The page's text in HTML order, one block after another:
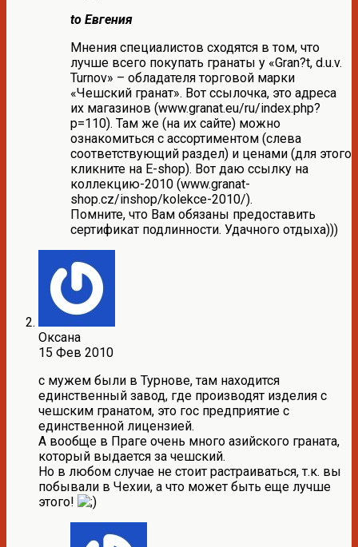
to Евгения
Мнения специалистов сходятся в том, что
лучше всего покупать гранаты у «Gran?t, d.u.v.
Turnov» – обладателя торговой марки
«Чешский гранат». Вот ссылочка, это адреса
их магазинов (www.granat.eu/ru/index.php?
p=110). Там же (на их сайте) можно
ознакомиться с ассортиментом (слева
соответствующий раздел) и ценами (для этого
кликните на E-shop). Вот даю ссылку на
коллекцию-2010 (www.granat-
shop.cz/inshop/kolekce-2010/).
Помните, что Вам обязаны предоставить
сертификат подлинности. Удачного отдыха)))
Оксана
15 Фев 2010
с мужем были в Турнове, там находится
единственный завод, где производят изделия с
чешским гранатом, это гос предприятие с
единственной лицензией.
А вообще в Праге очень много азийского граната,
который выдается за чешский.
Но в любом случае не стоит растраиваться, т.к. вы
побывали в Чехии, а что может быть еще лучше
этого!